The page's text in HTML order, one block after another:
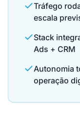
Tráfego
escala
Stack
Ads + CRM
Autonomia
operação